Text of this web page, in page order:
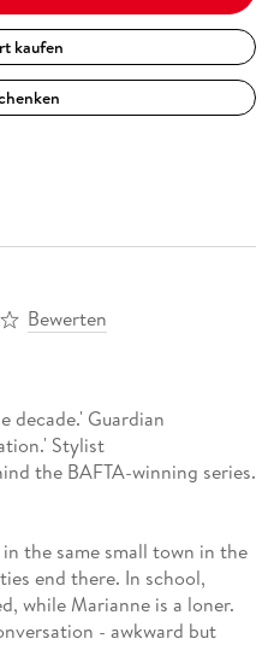
kaufen
Bewerten
decade.' Guardian
Stylist
the BAFTA-winning series.
the same small town in the
end there. In school,
while Marianne is a loner.
- awkward but